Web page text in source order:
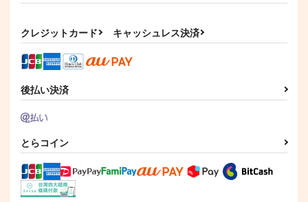
クレジットカード キャッシュレス決済
後払い決済
とらコイン